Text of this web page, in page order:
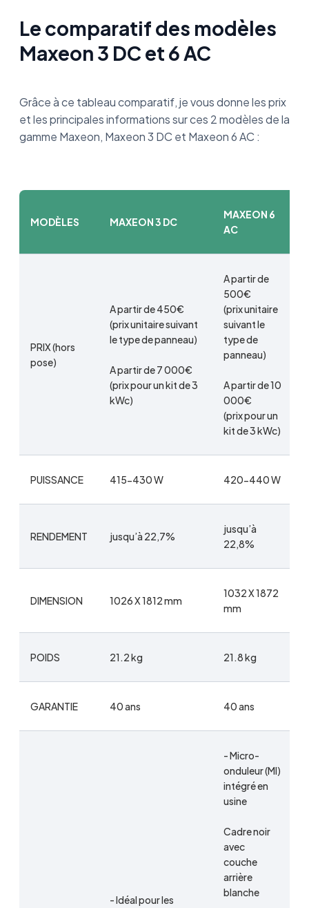
Le comparatif des modèles
Maxeon 3 DC et 6 AC
Grâce à ce tableau comparatif, je vous donne les prix
et les principales informations sur ces 2 modèles de la
gamme Maxeon, Maxeon 3 DC et Maxeon 6 AC :
MODÈLES MAXEON 3 DC
MAXEON 6
AC
PRIX (hors
pose)
A partir de 450€
(prix unitaire suivant
le type de panneau)
A partir de 7 000€
(prix pour un kit de 3
kWc)
A partir de
500€
(prix unitaire
suivant le
type de
panneau)
A partir de 10
000€
(prix pour un
kit de 3 kWc)
PUISSANCE 415-430 W 420-440 W
RENDEMENT jusqu’à 22,7%
jusqu’à
22,8%
DIMENSION 1026 X 1812 mm
1032 X 1872
mm
POIDS 21.2 kg 21.8 kg
GARANTIE 40 ans 40 ans
- Idéal pour les
- Micro-
onduleur (MI)
intégré en
usine
Cadre noir
avec
couche
arrière
blanche